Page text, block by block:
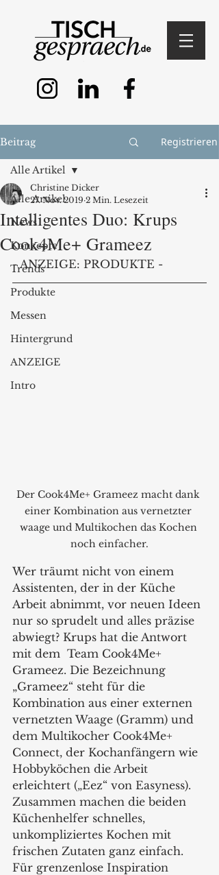
Beitrag Registrieren
Alle Artikel
News
Konzepte
Trends
Produkte
Messen
Hintergrund
ANZEIGE
Intro
Alle Artikel
Intelligentes Duo: Krups
Cook4Me+ Grameez
Christine Dicker
27. Nov. 2019 2 Min. Lesezeit
- ANZEIGE: PRODUKTE -
Der Cook4Me+ Grameez macht dank
einer Kombination aus vernetzter
waage und Multikochen das Kochen
noch einfacher.
Wer träumt nicht von einem
Assistenten, der in der Küche
Arbeit abnimmt, vor neuen Ideen
nur so sprudelt und alles präzise
abwiegt? Krups hat die Antwort
mit dem  Team Cook4Me+
Grameez. Die Bezeichnung
„Grameez“ steht für die
Kombination aus einer externen
vernetzten Waage (Gramm) und
dem Multikocher Cook4Me+
Connect, der Kochanfängern wie
Hobbyköchen die Arbeit
erleichtert („Eez“ von Easyness).
Zusammen machen die beiden
Küchenhelfer schnelles,
unkompliziertes Kochen mit
frischen Zutaten ganz einfach.
Für grenzenlose Inspiration